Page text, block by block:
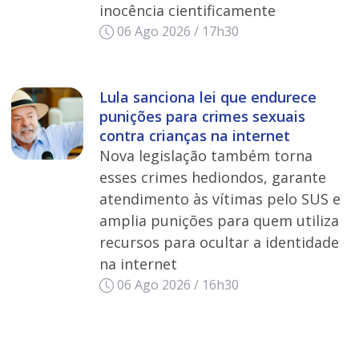
inocência cientificamente
06 Ago 2026 / 17h30
Lula sanciona lei que endurece
punições para crimes sexuais
contra crianças na internet
Nova legislação também torna
esses crimes hediondos, garante
atendimento às vítimas pelo SUS e
amplia punições para quem utiliza
recursos para ocultar a identidade
na internet
06 Ago 2026 / 16h30